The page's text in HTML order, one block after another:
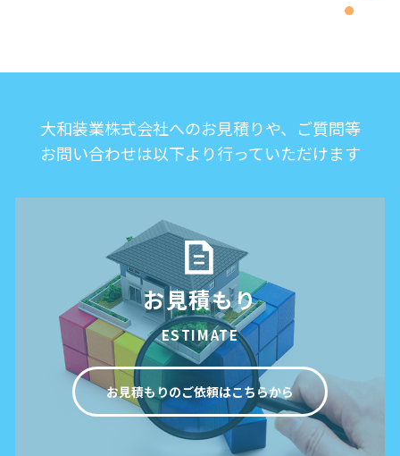
大和装業株式会社へのお見積りや、ご質問等
お問い合わせは以下より行っていただけます
お見積もり
ESTIMATE
お見積もりのご依頼はこちらから